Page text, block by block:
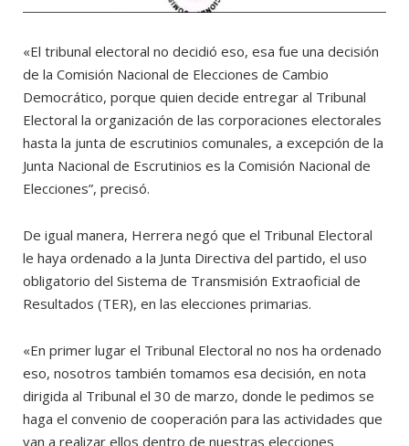
«El tribunal electoral no decidió eso, esa fue una decisión
de la Comisión Nacional de Elecciones de Cambio
Democrático, porque quien decide entregar al Tribunal
Electoral la organización de las corporaciones electorales
hasta la junta de escrutinios comunales, a excepción de la
Junta Nacional de Escrutinios es la Comisión Nacional de
Elecciones”, precisó.
De igual manera, Herrera negó que el Tribunal Electoral
le haya ordenado a la Junta Directiva del partido, el uso
obligatorio del Sistema de Transmisión Extraoficial de
Resultados (TER), en las elecciones primarias.
«En primer lugar el Tribunal Electoral no nos ha ordenado
eso, nosotros también tomamos esa decisión, en nota
dirigida al Tribunal el 30 de marzo, donde le pedimos se
haga el convenio de cooperación para las actividades que
van a realizar ellos dentro de nuestras elecciones